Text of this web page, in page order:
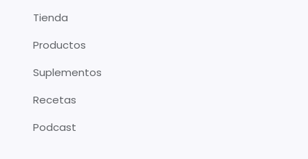
Tienda
Productos
Suplementos
Recetas
Podcast